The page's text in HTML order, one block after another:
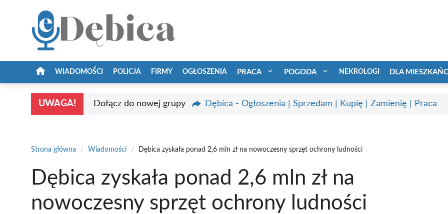
WIADOMOŚCI POLICJA FIRMY OGŁOSZENIA PRACA POGODA NEKROLOGI DLA
UWAGA! Dołącz do nowej grupy Dębica - Ogłoszenia | Sprzedam | Kupię | Zamienię | Praca
Strona główna / Wiadomości / Dębica zyskała ponad 2,6 mln zł na nowoczesny sprzęt ochrony ludności
Dębica zyskała ponad 2,6 mln zł na
nowoczesny sprzęt ochrony ludności